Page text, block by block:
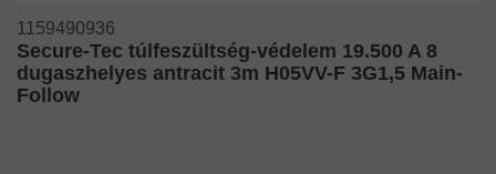
1159490936
Secure-Tec túlfeszültség-védelem 19.500 A 8
dugaszhelyes antracit 3m H05VV-F 3G1,5 Main-
Follow